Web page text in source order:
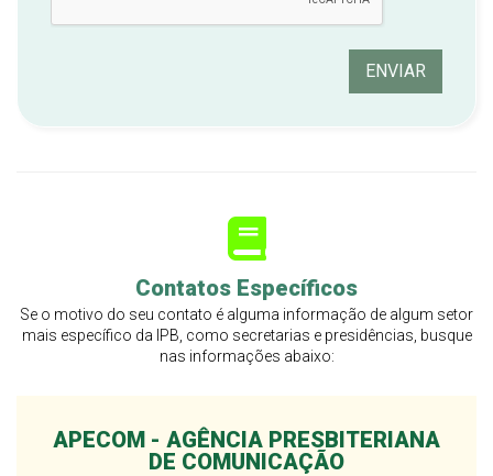
ENVIAR
Contatos Específicos
Se o motivo do seu contato é alguma informação de algum setor
mais específico da IPB, como secretarias e presidências, busque
nas informações abaixo:
APECOM - AGÊNCIA PRESBITERIANA
DE COMUNICAÇÃO